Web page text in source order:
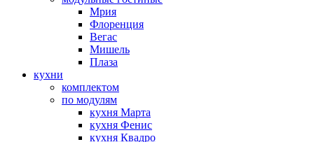
Мрия
Флоренция
Вегас
Мишель
Плаза
кухни
комплектом
по модулям
кухня Марта
кухня Фенис
кухня Квадро